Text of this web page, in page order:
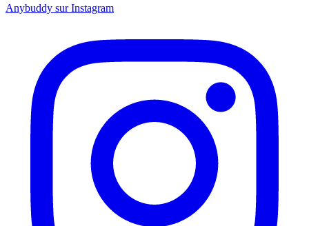
Anybuddy sur Instagram